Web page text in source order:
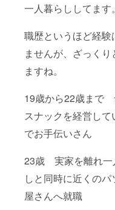
一人暮らししてます。
職歴というほど経験
ませんが、ざっくり
ますね。
19歳から22歳まで
スナックを経営して
でお手伝いさん
23歳 実家を離れ一
しと同時に近くのパ
屋さんへ就職